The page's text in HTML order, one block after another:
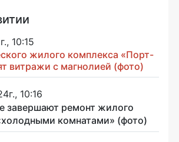
10:15
жилого комплекса «Порт-
витражи с магнолией (фото)
10:16
завершают ремонт жилого
комнатами» (фото)